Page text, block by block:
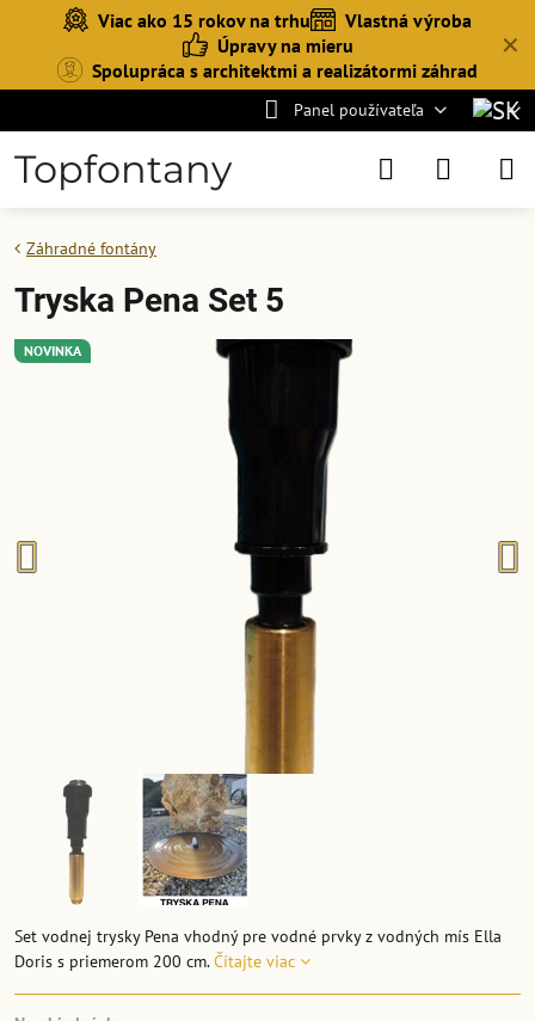
✕
Viac ako 15 rokov na trhu
Vlastná výroba
Úpravy na mieru
Spolupráca s architektmi a realizátormi záhrad
Panel používateľa
Topfontany
NOVINKA
Záhradné fontány
Tryska Pena Set 5
Set vodnej trysky Pena vhodný pre vodné prvky z vodných mís Ella
Doris s priemerom 200 cm.Čítajte viac